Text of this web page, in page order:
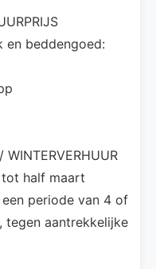
beddengoed: 
WINTERVERHUUR
half maart
periode van 4 of
tegen aantrekkelijke